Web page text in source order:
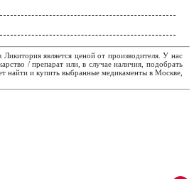
является ценой от производителя. У нас
/ препарат или, в случае наличия, подобрать
найти и купить выбранные медикаменты в Москве,